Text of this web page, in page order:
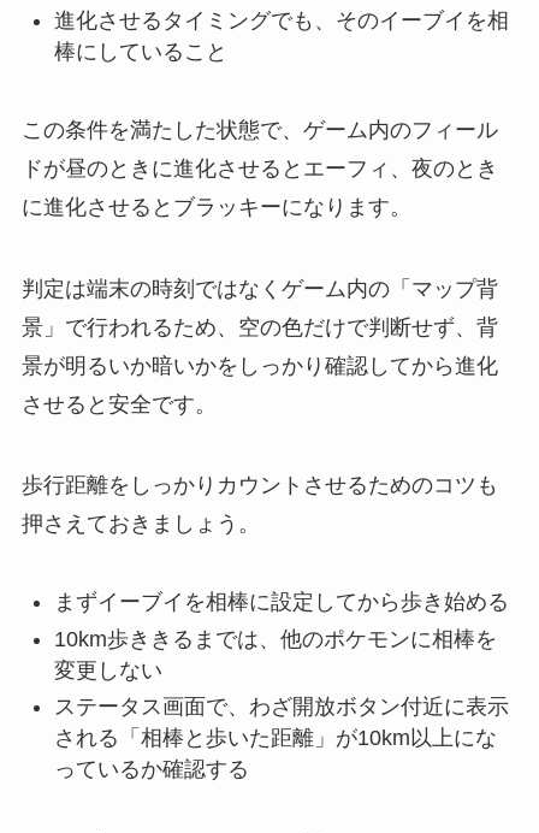
進化させるタイミングでも、そのイーブイを相
棒にしていること
この条件を満たした状態で、ゲーム内のフィール
ドが昼のときに進化させるとエーフィ、夜のとき
に進化させるとブラッキーになります。
判定は端末の時刻ではなくゲーム内の「マップ背
景」で行われるため、空の色だけで判断せず、背
景が明るいか暗いかをしっかり確認してから進化
させると安全です。
歩行距離をしっかりカウントさせるためのコツも
押さえておきましょう。
まずイーブイを相棒に設定してから歩き始める
10km歩ききるまでは、他のポケモンに相棒を
変更しない
ステータス画面で、わざ開放ボタン付近に表示
される「相棒と歩いた距離」が10km以上にな
っているか確認する